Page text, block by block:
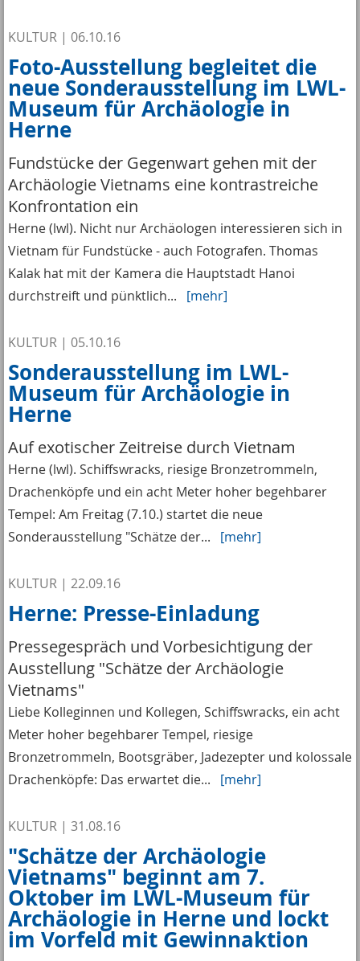
KULTUR | 06.10.16
Foto-Ausstellung begleitet die
neue Sonderausstellung im LWL-
Museum für Archäologie in
Herne
Fundstücke der Gegenwart gehen mit der
Archäologie Vietnams eine kontrastreiche
Konfrontation ein
Herne (lwl). Nicht nur Archäologen interessieren sich in
Vietnam für Fundstücke - auch Fotografen. Thomas
Kalak hat mit der Kamera die Hauptstadt Hanoi
durchstreift und pünktlich... [mehr]
KULTUR | 05.10.16
Sonderausstellung im LWL-
Museum für Archäologie in
Herne
Auf exotischer Zeitreise durch Vietnam
Herne (lwl). Schiffswracks, riesige Bronzetrommeln,
Drachenköpfe und ein acht Meter hoher begehbarer
Tempel: Am Freitag (7.10.) startet die neue
Sonderausstellung "Schätze der... [mehr]
KULTUR | 22.09.16
Herne: Presse-Einladung
Pressegespräch und Vorbesichtigung der
Ausstellung "Schätze der Archäologie
Vietnams"
Liebe Kolleginnen und Kollegen, Schiffswracks, ein acht
Meter hoher begehbarer Tempel, riesige
Bronzetrommeln, Bootsgräber, Jadezepter und kolossale
Drachenköpfe: Das erwartet die... [mehr]
KULTUR | 31.08.16
"Schätze der Archäologie
Vietnams" beginnt am 7.
Oktober im LWL-Museum für
Archäologie in Herne und lockt
im Vorfeld mit Gewinnaktion